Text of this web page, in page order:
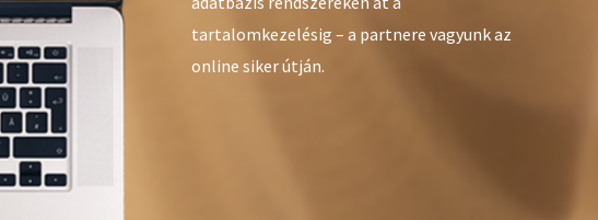
tartalomkezelésig – a partnere vagyunk az
online siker útján.